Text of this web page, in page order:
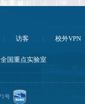
访客 校外VPN
国重点实验室
号